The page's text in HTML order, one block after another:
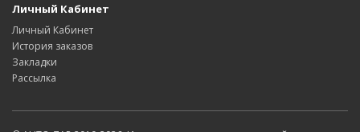
Личный Кабинет
Личный Кабинет
История заказов
Закладки
Рассылка